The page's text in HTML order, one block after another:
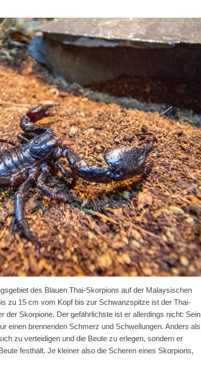
des Blauen Thai-Skorpions auf der Malaysischen
zu 15 cm vom Kopf bis zur Schwanzspitze ist der Thai-
der Skorpione. Der gefährlichste ist er allerdings nicht: Sein
einen brennenden Schmerz und Schwellungen. Anders als
zu verteidigen und die Beute zu erlegen, sondern er
festhält. Je kleiner also die Scheren eines Skorpions,